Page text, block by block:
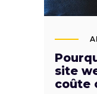
site
coûte